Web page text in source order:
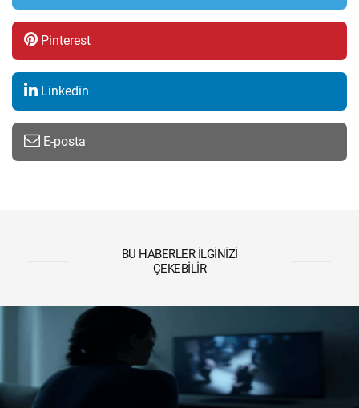
Pinterest
Linkedin
E-posta
BU HABERLER İLGINIZI
ÇEKEBILIR